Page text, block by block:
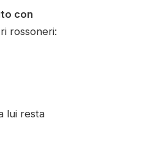
con
rossoneri:
lui resta